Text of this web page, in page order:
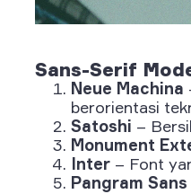
Sans-Serif
Neue Machina
berorientasi
Satoshi –
Monument
Inter – Font
Pangram